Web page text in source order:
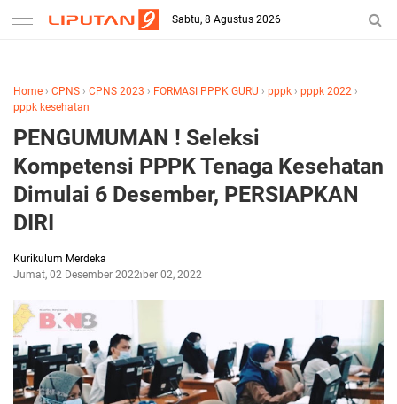
-->
Sabtu, 8 Agustus 2026
Home › CPNS › CPNS 2023 › FORMASI PPPK GURU › pppk › pppk 2022 ›
pppk kesehatan
PENGUMUMAN ! Seleksi
Kompetensi PPPK Tenaga Kesehatan
Dimulai 6 Desember, PERSIAPKAN
DIRI
Kurikulum Merdeka
Jumat, 02 Desember 2022Desember 02, 2022